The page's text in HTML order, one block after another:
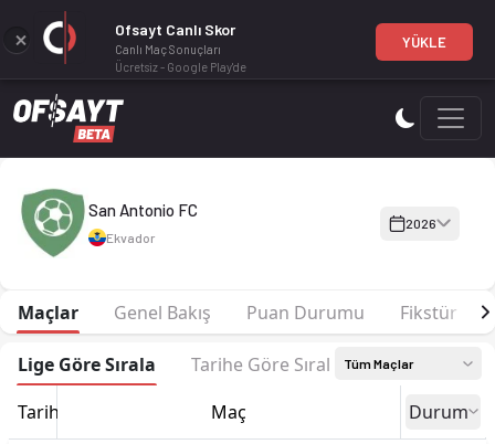
San Antonio FC 2026 sezonu | Serie B'de 5. sırada, 27
San Antonio FC
Ekvador
2026
Maçlar Genel Bakış Puan Durumu Fikstür
Lige Göre Sırala Tarihe Göre Sırala Tüm Maçlar
Tarih Maç Durum
Ofsayt Canlı Skor
Canlı Maç Sonuçları
Ücretsiz - Google Play'de
YÜKLE